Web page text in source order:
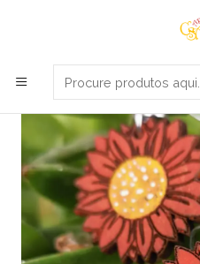
Portes grátis em